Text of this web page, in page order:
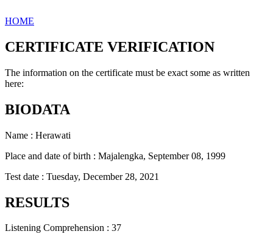
HOME
CERTIFICATE VERIFICATION
The information on the certificate must be exact some as written
here:
BIODATA
Name : Herawati
Place and date of birth : Majalengka, September 08, 1999
Test date : Tuesday, December 28, 2021
RESULTS
Listening Comprehension : 37